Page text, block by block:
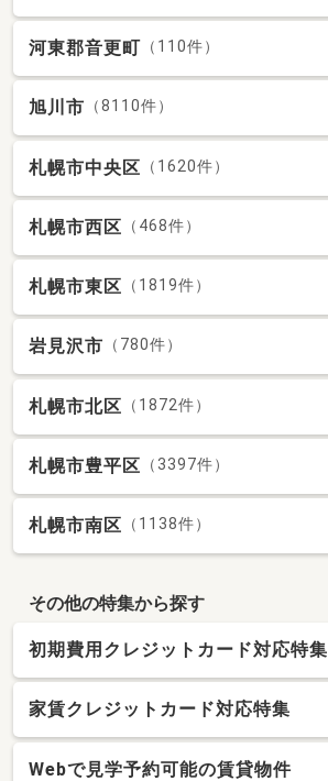
河東郡音更町 （110件）
旭川市 （8110件）
札幌市中央区 （1620件）
札幌市西区 （468件）
札幌市東区 （1819件）
岩見沢市 （780件）
札幌市北区 （1872件）
札幌市豊平区 （3397件）
札幌市南区 （1138件）
その他の特集から探す
初期費用クレジットカード対応特集
家賃クレジットカード対応特集
Webで見学予約可能の賃貸物件